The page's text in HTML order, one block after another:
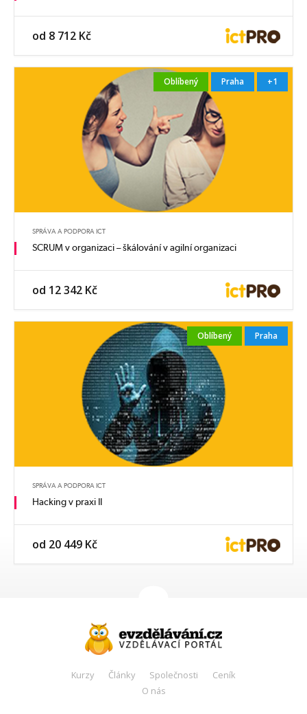
od 8 712 Kč
Oblíbený Praha +1
SPRÁVA A PODPORA ICT
SCRUM v organizaci – škálování v agilní organizaci
od 12 342 Kč
Oblíbený Praha
SPRÁVA A PODPORA ICT
Hacking v praxi II
od 20 449 Kč
Kurzy Články Společnosti
Ceník
O nás